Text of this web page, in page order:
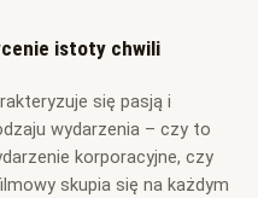
istoty chwili
się pasją i
wydarzenia – czy to
korporacyjne, czy
skupia się na każdym